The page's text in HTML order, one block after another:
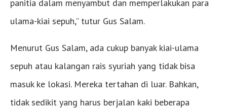
panitia dalam menyambut dan memperlakukan para
ulama-kiai sepuh,” tutur Gus Salam.
Menurut Gus Salam, ada cukup banyak kiai-ulama
sepuh atau kalangan rais syuriah yang tidak bisa
masuk ke lokasi. Mereka tertahan di luar. Bahkan,
tidak sedikit yang harus berjalan kaki beberapa